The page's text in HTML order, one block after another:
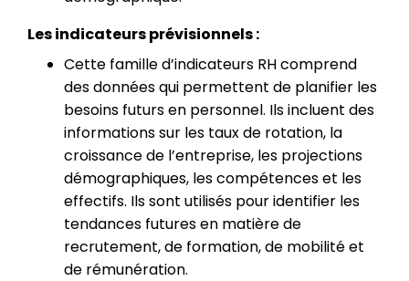
Les indicateurs prévisionnels :
Cette famille d’indicateurs RH comprend
des données qui permettent de planifier les
besoins futurs en personnel. Ils incluent des
informations sur les taux de rotation, la
croissance de l’entreprise, les projections
démographiques, les compétences et les
effectifs. Ils sont utilisés pour identifier les
tendances futures en matière de
recrutement, de formation, de mobilité et
de rémunération.